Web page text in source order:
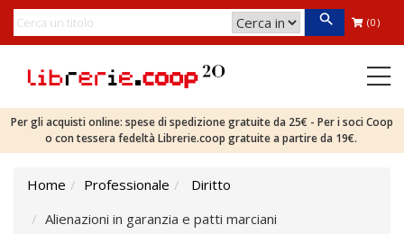
(0)
Per gli acquisti online: spese di spedizione gratuite da 25€ - Per i soci Coop
o con tessera fedeltà Librerie.coop gratuite a partire da 19€.
Home Professionale
Diritto
Alienazioni in garanzia e patti marciani